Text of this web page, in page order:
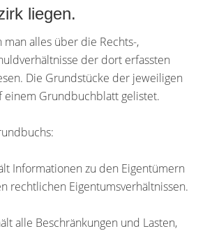
liegen.
alles über die Rechts-,
der dort erfassten
Die Grundstücke der jeweiligen
einem Grundbuchblatt gelistet.
Informationen zu den Eigentümern
rechtlichen Eigentumsverhältnissen.
alle Beschränkungen und Lasten,